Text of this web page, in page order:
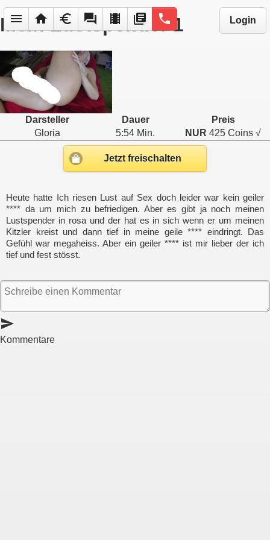
menu home euro forum local_movies library_books phone Login
Mein Lustspender 1
Darsteller Dauer
Preis
Gloria
5:54 Min. NUR 425 Coins √
Jetzt freischalten
Heute hatte Ich riesen Lust auf Sex doch leider war kein geiler
**** da um mich zu befriedigen. Aber es gibt ja noch meinen
Lustspender in rosa und der hat es in sich wenn er um meinen
Kitzler kreist und dann tief in meine geile **** eindringt. Das
Gefühl war megaheiss. Aber ein geiler **** ist mir lieber der ich
tief und fest stösst.
send
Kommentare